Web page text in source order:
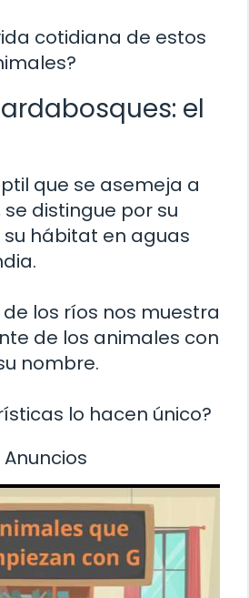
cotidiana de estos
el
que se asemeja a
distingue por su
hábitat en aguas
los ríos nos muestra
de los animales con
nombre.
lo hacen único?
Anuncios